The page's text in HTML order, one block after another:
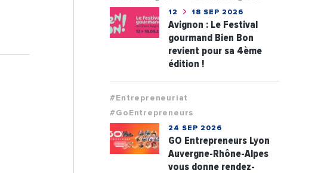
12 18 SEP 2026
Avignon : Le Festival
gourmand Bien Bon
revient pour sa 4ème
édition !
#Entrepreneuriat
#GoEntrepreneurs
24 SEP 2026
GO Entrepreneurs Lyon
Auvergne-Rhône-Alpes
vous donne rendez-